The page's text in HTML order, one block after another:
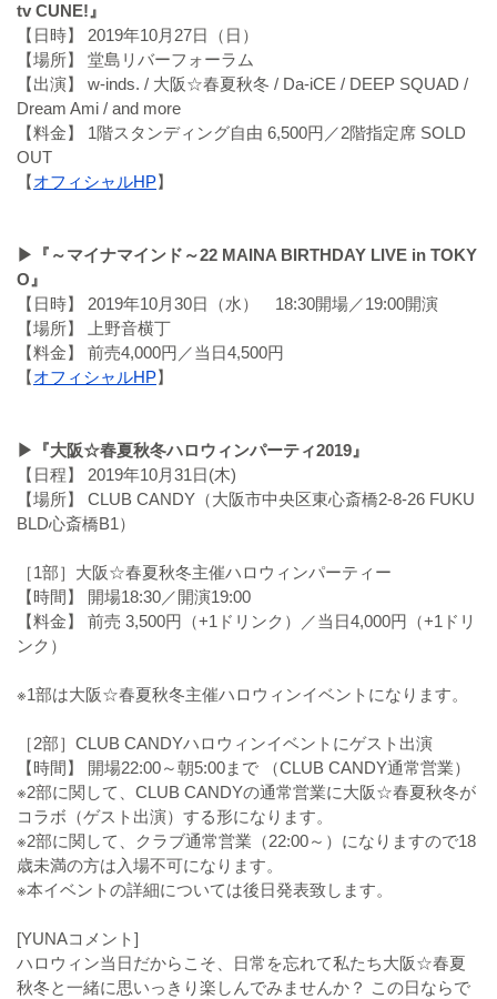
tv CUNE!』
【日時】 2019年10月27日（日）
【場所】 堂島リバーフォーラム
【出演】 w-inds. / 大阪☆春夏秋冬 / Da-iCE / DEEP SQUAD /
Dream Ami / and more
【料金】 1階スタンディング自由 6,500円／2階指定席 SOLD
OUT
【オフィシャルHP】
▶︎『～マイナマインド～22 MAINA BIRTHDAY LIVE in TOKY
O』
【日時】 2019年10月30日（水） 18:30開場／19:00開演
【場所】 上野音横丁
【料金】 前売4,000円／当日4,500円
【オフィシャルHP】
▶︎『大阪☆春夏秋冬ハロウィンパーティ2019』
【日程】 2019年10月31日(木)
【場所】 CLUB CANDY（大阪市中央区東心斎橋2-8-26 FUKU
BLD心斎橋B1）
［1部］大阪☆春夏秋冬主催ハロウィンパーティー
【時間】 開場18:30／開演19:00
【料金】 前売 3,500円（+1ドリンク）／当日4,000円（+1ドリ
ンク）
※1部は大阪☆春夏秋冬主催ハロウィンイベントになります。
［2部］CLUB CANDYハロウィンイベントにゲスト出演
【時間】 開場22:00～朝5:00まで （CLUB CANDY通常営業）
※2部に関して、CLUB CANDYの通常営業に大阪☆春夏秋冬が
コラボ（ゲスト出演）する形になります。
※2部に関して、クラブ通常営業（22:00～）になりますので18
歳未満の方は入場不可になります。
※本イベントの詳細については後日発表致します。
[YUNAコメント]
ハロウィン当日だからこそ、日常を忘れて私たち大阪☆春夏
秋冬と一緒に思いっきり楽しんでみませんか？ この日ならで